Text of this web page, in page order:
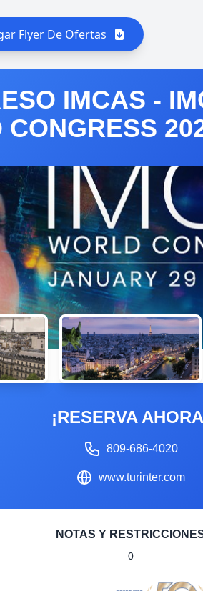
Flyer De Ofertas
IMCAS -
CONGRESS
¡RESERVA
809-686-4020
www.turinter.com
NOTAS Y
0